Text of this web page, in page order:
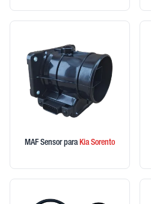
MAF Sensor paraKiaSorento